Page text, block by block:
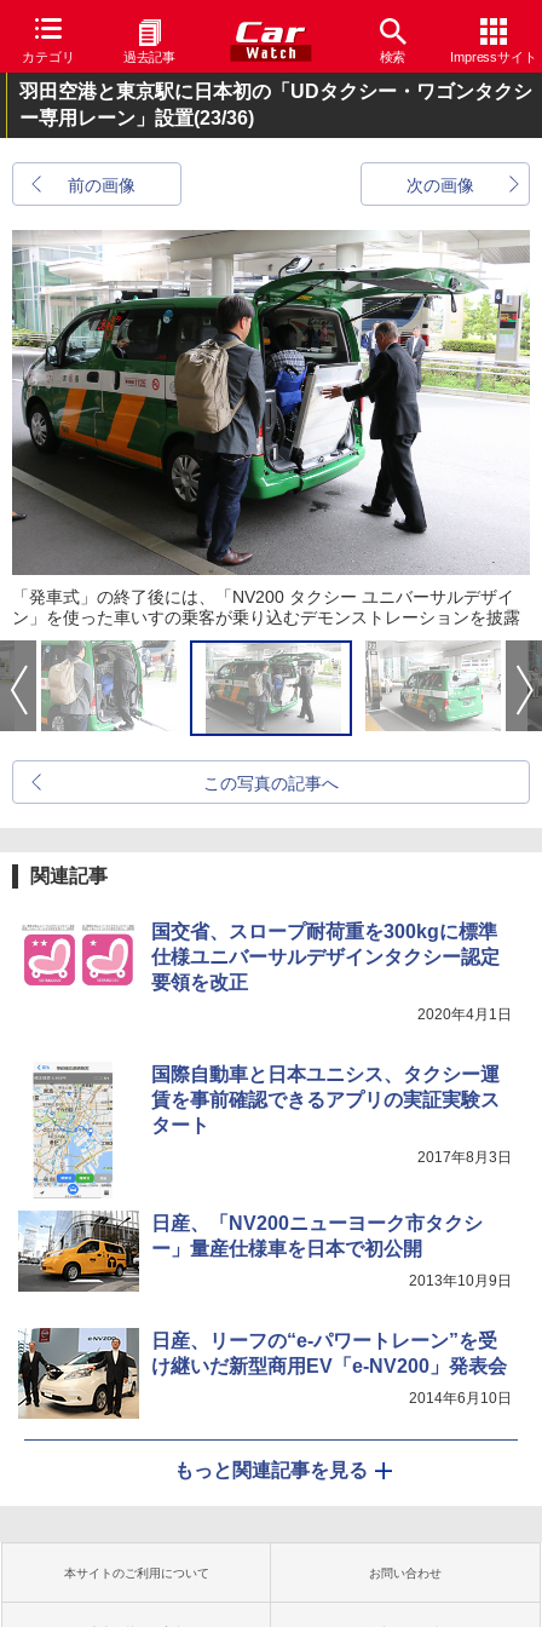
カテゴリ 過去記事 検索 Impressサイト
羽田空港と東京駅に日本初の「UDタクシー・ワゴンタクシ
ー専用レーン」設置(23/36)
前の画像 次の画像
「発車式」の終了後には、「NV200 タクシー ユニバーサルデザイ
ン」を使った車いすの乗客が乗り込むデモンストレーションを披露
この写真の記事へ
関連記事
国交省、スロープ耐荷重を300kgに標準
仕様ユニバーサルデザインタクシー認定
要領を改正
2020年4月1日
国際自動車と日本ユニシス、タクシー運
賃を事前確認できるアプリの実証実験ス
タート
2017年8月3日
日産、「NV200ニューヨーク市タクシ
ー」量産仕様車を日本で初公開
2013年10月9日
日産、リーフの“e-パワートレーン”を受
け継いだ新型商用EV「e-NV200」発表会
2014年6月10日
もっと関連記事を見る
本サイトのご利用について お問い合わせ